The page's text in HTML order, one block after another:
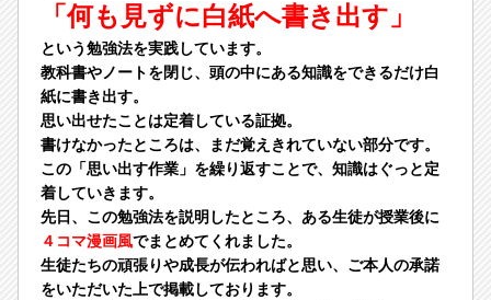
「何も見ずに白紙へ書き出す」
という勉強法を実践しています。
教科書やノートを閉じ、頭の中にある知識をできるだけ白
紙に書き出す。
思い出せたことは定着している証拠。
書けなかったところは、まだ覚えきれていない部分です。
この「思い出す作業」を繰り返すことで、知識はぐっと定
着していきます。
先日、この勉強法を説明したところ、ある生徒が授業後に
４コマ漫画風でまとめてくれました。
生徒たちの頑張りや成長が伝わればと思い、ご本人の承諾
をいただいた上で掲載しております。